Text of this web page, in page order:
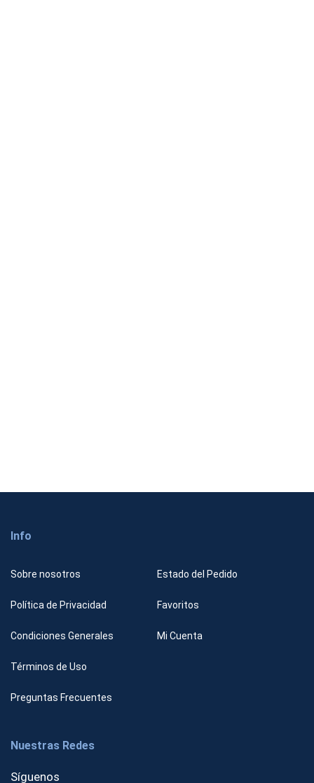
Info
Sobre nosotros
Política de Privacidad
Condiciones Generales
Términos de Uso
Preguntas Frecuentes
Estado del Pedido
Favoritos
Mi Cuenta
Nuestras Redes
Síguenos